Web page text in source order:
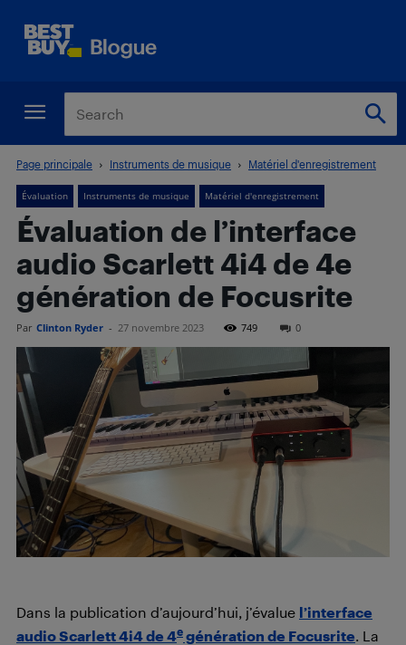
Page principale Instruments de musique Matériel d'enregistrement
Évaluation Instruments de musique Matériel d'enregistrement
Évaluation de l’interface
audio Scarlett 4i4 de 4e
génération de Focusrite
Par Clinton Ryder - 27 novembre 2023 749 0
Dans la publication d’aujourd’hui, j’évalue l’interface
audio Scarlett 4i4 de 4e génération de Focusrite. La